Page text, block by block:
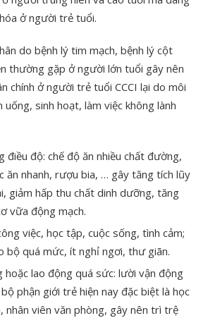
ở người trẻ tuổi.
do bệnh lý tim mạch, bệnh lý cột
thường gặp ở người lớn tuổi gây nên
chính ở người trẻ tuổi CCCI lại do môi
sinh hoạt, làm việc không lành
điều độ: chế độ ăn nhiều chất đường,
ăn nhanh, rượu bia, … gây tăng tích lũy
giảm hấp thu chất dinh dưỡng, tăng
vữa động mạch.
việc, học tập, cuộc sống, tình cảm;
bộ quá mức, ít nghỉ ngơi, thư giãn.
hoặc lao động quá sức: lười vận động
phận giới trẻ hiện nay đặc biệt là học
nhân viên văn phòng, gây nên trì trệ